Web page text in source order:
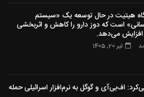
هیتیت در حال توسعه یک «سیستم
است که دوز دارو را کاهش و اثربخشی
افزایش می‌دهد.
تیر 20, 1405
اف‌بی‌آی و گوگل به نرم‌افزار اسرائیلی حمله